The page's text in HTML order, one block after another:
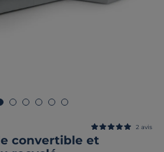
convertible et
2 avis